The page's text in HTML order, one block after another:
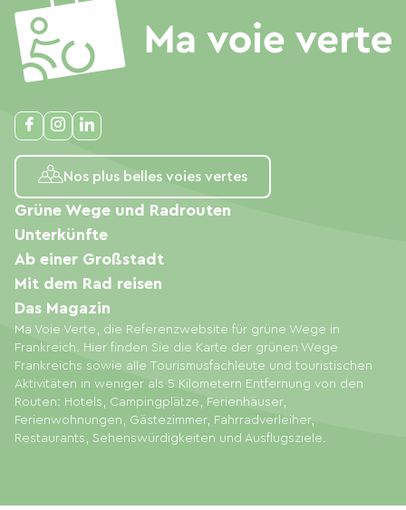
Nos plus belles voies vertes
Ma Voie Verte, die Referenzwebsite für grüne Wege in
Frankreich. Hier finden Sie die Karte der grünen Wege
Frankreichs sowie alle Tourismusfachleute und touristischen
Aktivitäten in weniger als 5 Kilometern Entfernung von den
Routen: Hotels, Campingplätze, Ferienhäuser,
Ferienwohnungen, Gästezimmer, Fahrradverleiher,
Restaurants, Sehenswürdigkeiten und Ausflugsziele.
Grüne Wege und Radrouten
Unterkünfte
Ab einer Großstadt
Mit dem Rad reisen
Das Magazin